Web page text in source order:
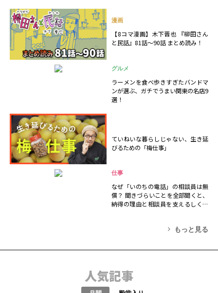
漫画
【8コマ漫画】木下晋也 『柳田さん
と民話』81話～90話 まとめ読み！
グルメ
ラーメンを食べ歩きすぎたバンドマ
ンが選ぶ、ガチでうまい関東の名店9
選！
ていねいな暮らしじゃない、生き延
びるための「梅仕事」
仕事
なぜ「いのちの電話」の相談員は無
償？ 聞きづらいことを全部聞くと、
納得の理由と相談員を支えるしくみ
もっと見る
人気記事